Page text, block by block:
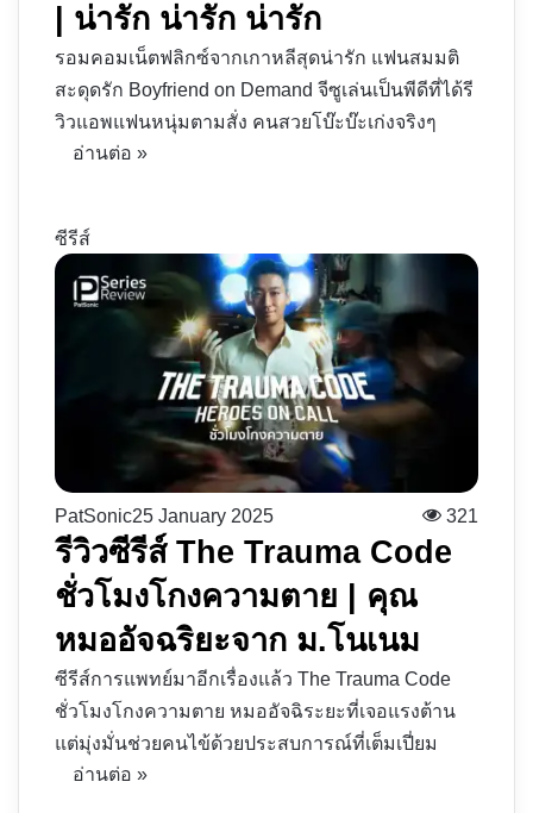
| น่ารัก น่ารัก น่ารัก
รอมคอมเน็ตฟลิกซ์จากเกาหลีสุดน่ารัก แฟนสมมติ
สะดุดรัก Boyfriend on Demand จีซูเล่นเป็นพีดีที่ได้รี
วิวแอพแฟนหนุ่มตามสั่ง คนสวยโบ๊ะบ๊ะเก่งจริงๆ
อ่านต่อ »
ซีรีส์
PatSonic25 January 2025 321
รีวิวซีรีส์ The Trauma Code
ชั่วโมงโกงความตาย | คุณ
หมออัจฉริยะจาก ม.โนเนม
ซีรีส์การแพทย์มาอีกเรื่องแล้ว The Trauma Code
ชั่วโมงโกงความตาย หมออัจฉิระยะที่เจอแรงต้าน
แต่มุ่งมั่นช่วยคนไข้ด้วยประสบการณ์ที่เต็มเปี่ยม
อ่านต่อ »